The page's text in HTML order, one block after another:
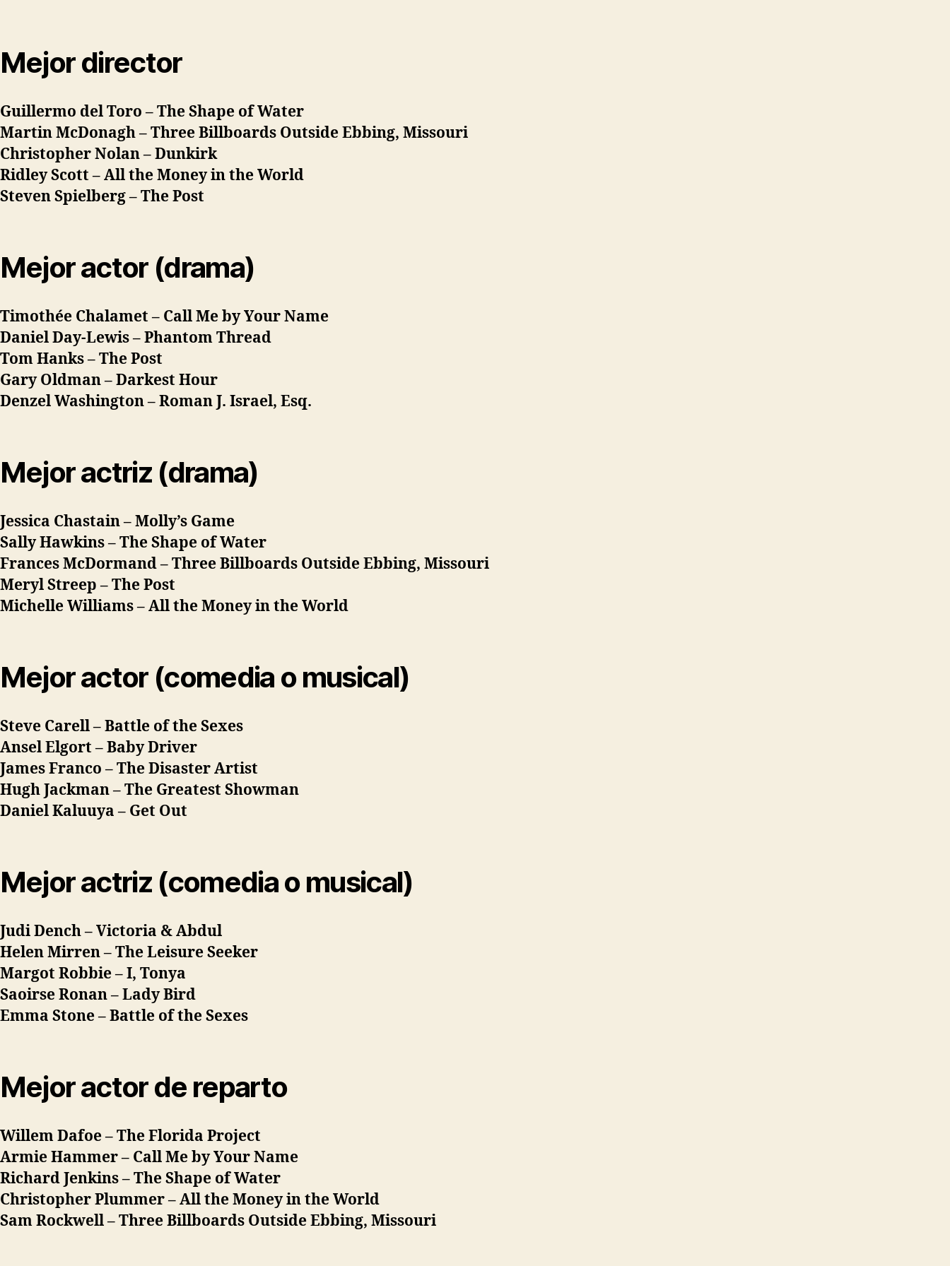
Mejor director
Guillermo del Toro –The Shape of Water
Martin McDonagh –Three Billboards Outside Ebbing, Missouri
Christopher Nolan –Dunkirk
Ridley Scott –All the Money in the World
Steven Spielberg –The Post
Mejor actor (drama)
Timothée Chalamet – Call Me by Your Name
Daniel Day-Lewis –Phantom Thread
Tom Hanks –The Post
Gary Oldman –Darkest Hour
Denzel Washington – Roman J. Israel, Esq.
Mejor actriz (drama)
Jessica Chastain –Molly’s Game
Sally Hawkins –The Shape of Water
Frances McDormand –Three Billboards Outside Ebbing, Missouri
Meryl Streep –The Post
Michelle Williams –All the Money in the World
Mejor actor (comedia o musical)
Steve Carell –Battle of the Sexes
Ansel Elgort –Baby Driver
James Franco –The Disaster Artist
Hugh Jackman – The Greatest Showman
Daniel Kaluuya – Get Out
Mejor actriz (comedia o musical)
Judi Dench –Victoria & Abdul
Helen Mirren –The Leisure Seeker
Margot Robbie –I, Tonya
Saoirse Ronan –Lady Bird
Emma Stone –Battle of the Sexes
Mejor actor de reparto
Willem Dafoe –The Florida Project
Armie Hammer – Call Me by Your Name
Richard Jenkins –The Shape of Water
Christopher Plummer –All the Money in the World
Sam Rockwell –Three Billboards Outside Ebbing, Missouri